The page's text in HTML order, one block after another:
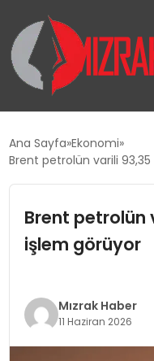
DÜNYA
EKONOMI
SPOR
TEKNOLOJI
Ana Sayfa Ekonomi
Brent petrolün varili
Brent petrolün
işlem görüyor
Mızrak Haber
11 Haziran 2026